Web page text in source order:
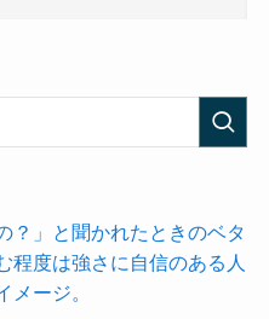
？」と聞かれたときのベタ
程度は強さに自信のある人
メージ。